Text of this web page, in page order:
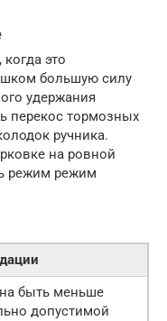
это
большую силу
удержания
перекос тормозных
ручника.
на ровной
режим режим
быть меньше
допустимой